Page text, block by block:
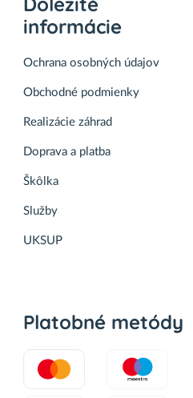
informácie
Ochrana osobných údajov
Obchodné podmienky
Realizácie záhrad
Doprava a platba
Škôlka
Služby
UKSUP
Platobné metódy